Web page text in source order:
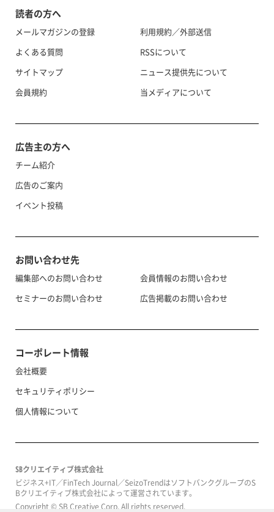
読者の方へ
メールマガジンの登録
よくある質問
サイトマップ
会員規約
利用規約／外部送信
RSSについて
ニュース提供先について
当メディアについて
広告主の方へ
チーム紹介
広告のご案内
イベント投稿
お問い合わせ先
編集部へのお問い合わせ
セミナーのお問い合わせ
会員情報のお問い合わせ
広告掲載のお問い合わせ
コーポレート情報
会社概要
セキュリティポリシー
個人情報について
SBクリエイティブ株式会社
ビジネス+IT／FinTech Journal／SeizoTrendはソフトバンクグループのS
Bクリエイティブ株式会社によって運営されています。
Copyright © SB Creative Corp. All rights reserved.